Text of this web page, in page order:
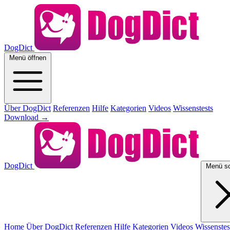
DogDict
Menü öffnen
Über DogDict Referenzen Hilfe Kategorien Videos Wissenstests
Download →
DogDict Menü
Home Über DogDict Referenzen Hilfe Kategorien Videos